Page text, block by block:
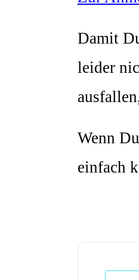
Damit
leider
Wenn
einfach